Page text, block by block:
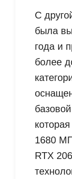
С
была
года и
более
1680
RTX